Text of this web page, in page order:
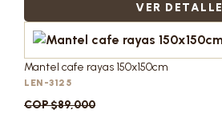
VER DETALLE
Mantel cafe rayas 150x150cm
LEN-3125
COP $89,000